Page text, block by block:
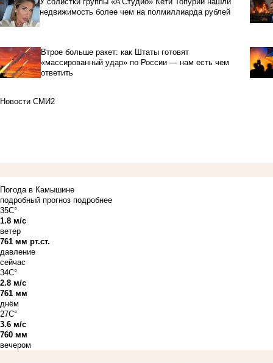
недвижимость более чем на полмиллиарда рублей
Втрое больше ракет: как Штаты готовят
«массированный удар» по России — нам есть чем
ответить
Новости СМИ2
Погода в Камышине
подробный прогноз подробнее
35C°
1.8 м/с
ветер
761 мм рт.ст.
давление
сейчас
34C°
2.8 м/с
761 мм
днём
27C°
3.6 м/с
760 мм
вечером